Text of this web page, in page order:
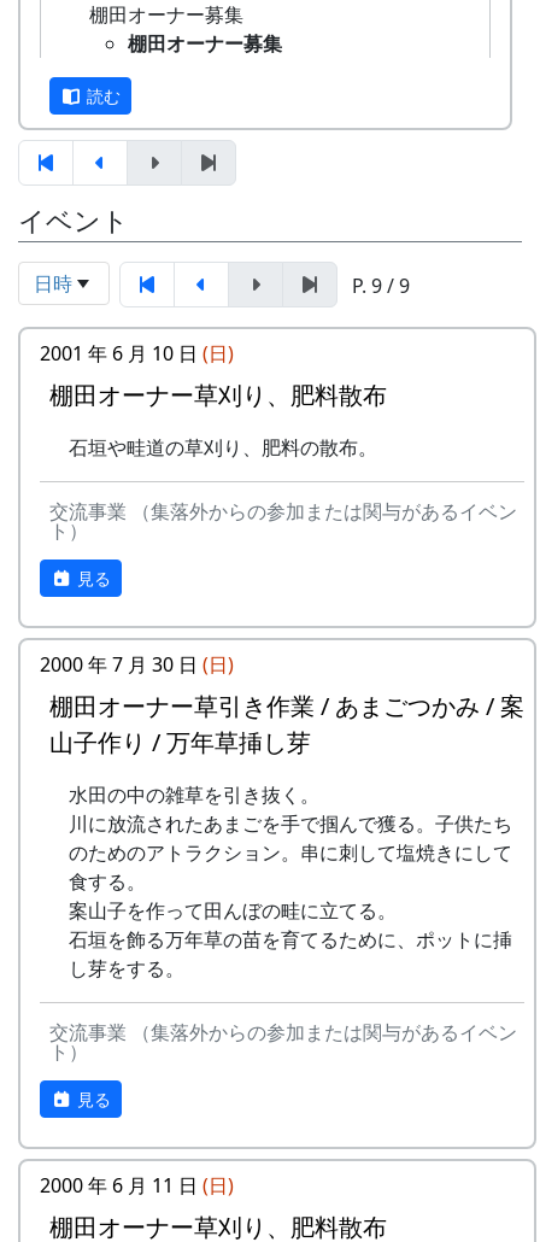
棚田オーナー募集
棚田オーナー募集
区画について、新しいオーナーを募
集。
3月24日（金） 2000-03-24 棚田オーナー選
考会
選考会
4月23日（日） 2000-04-23 棚田オーナー対
面式
棚田オーナー対面式
棚田オーナー（都会から米を作りに
来る人たち）と棚田保存会（岩座神
己紹介やら、農業改良普及センター
の人による米作り講習会。そして区
画の抽選が行なわれる。
植え
水田に入って、苗を手で植える。
6月11日（日） 2000-06-11 棚田オーナー草
刈り、肥料散布
草刈り、肥料散布
石垣や畦道の草刈り、肥料の散布。
き作業 ...
草引き作業
水田の中の雑草を引き抜く。
あまごつかみ
川に放流されたあまごを手で掴んで
獲る。子供たちのためのアトラクシ
ョン。串に刺して塩焼きにして食す
る。
案山子作り
石垣を飾る万年草の苗を育てるため
に、ポットに挿し木をする。
8月20日（日）2000-08-20 蕎麦種蒔き
蕎麦植え
読む
イベント
日時 P. 9 / 9
2001 年 6 月 10 日 (日)
棚田オーナー草刈り、肥料散布
石垣や畦道の草刈り、肥料の散布。
交流事業 （集落外からの参加または関与があるイベン
ト）
見る
2000 年 7 月 30 日 (日)
棚田オーナー草引き作業 / あまごつかみ / 案
山子作り / 万年草挿し芽
水田の中の雑草を引き抜く。
川に放流されたあまごを手で掴んで獲る。子供たち
のためのアトラクション。串に刺して塩焼きにして
食する。
案山子を作って田んぼの畦に立てる。
石垣を飾る万年草の苗を育てるために、ポットに挿
し芽をする。
交流事業 （集落外からの参加または関与があるイベン
ト）
見る
2000 年 6 月 11 日 (日)
棚田オーナー草刈り、肥料散布